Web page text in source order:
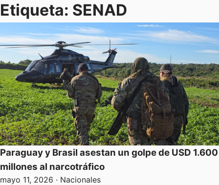
Etiqueta: SENAD
Paraguay y Brasil asestan un golpe de USD 1.600
millones al narcotráfico
mayo 11, 2026 · Nacionales